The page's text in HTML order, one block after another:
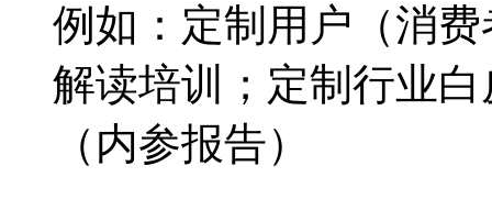
例如：定制用户（消
解读培训；定制行业
（内参报告）